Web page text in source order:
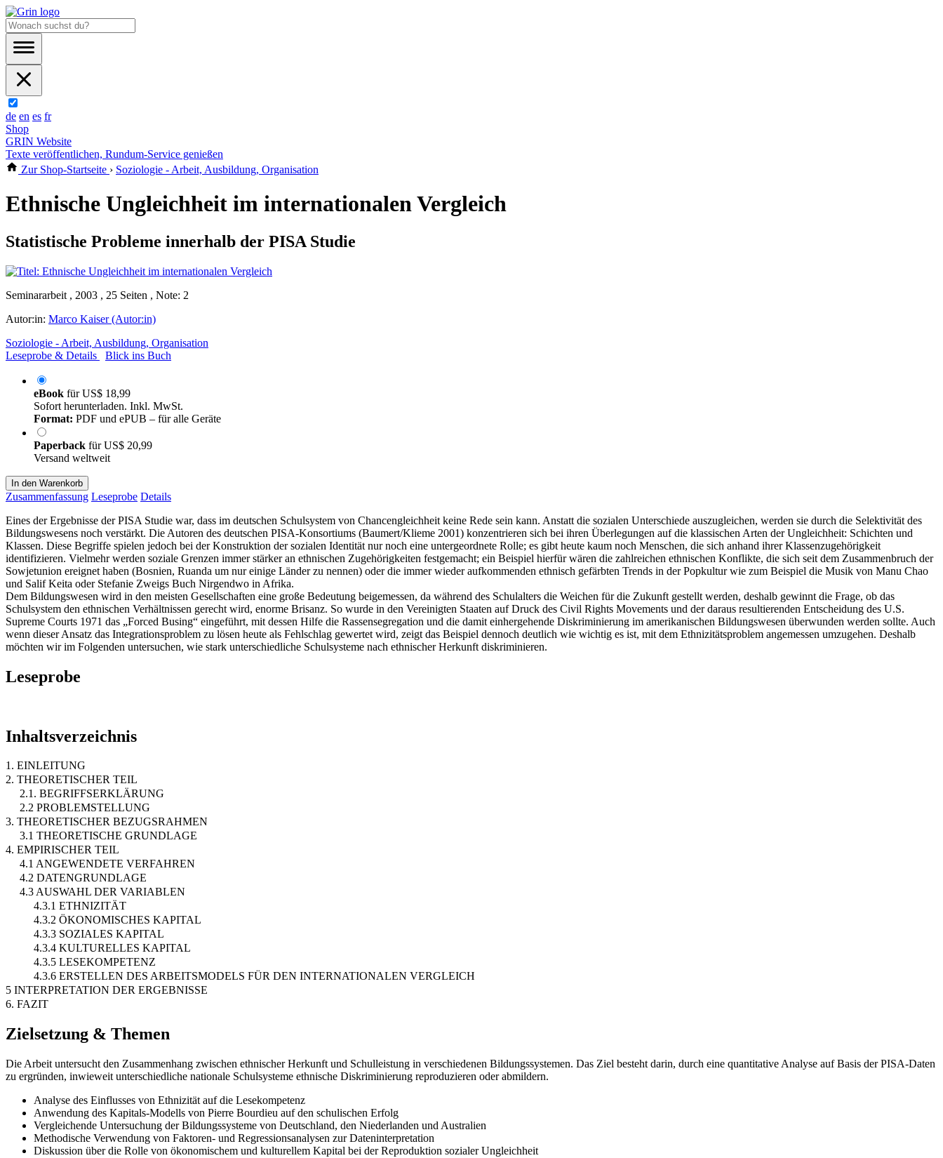
de en es fr
Shop
GRIN Website
Texte veröffentlichen, Rundum-Service genießen
Zur Shop-Startseite › Soziologie - Arbeit, Ausbildung, Organisation
Ethnische Ungleichheit im internationalen Vergleich
Statistische Probleme innerhalb der PISA Studie
Seminararbeit , 2003 , 25 Seiten , Note: 2
Autor:in: Marco Kaiser (Autor:in)
Soziologie - Arbeit, Ausbildung, Organisation
Leseprobe & Details
Blick ins Buch
eBook fürUS$ 18,99
Sofort herunterladen. Inkl. MwSt.
Format: PDF und ePUB – für alle Geräte
Paperback fürUS$ 20,99
Versand weltweit
In den Warenkorb
Zusammenfassung Leseprobe Details
Eines der Ergebnisse der PISA Studie war, dass im deutschen Schulsystem von Chancengleichheit keine Rede sein kann. Anstatt die sozialen Unterschiede auszugleichen, werden sie durch die Selektivität des
Bildungswesens noch verstärkt. Die Autoren des deutschen PISA-Konsortiums (Baumert/Klieme 2001) konzentrieren sich bei ihren Überlegungen auf die klassischen Arten der Ungleichheit: Schichten und
Klassen. Diese Begriffe spielen jedoch bei der Konstruktion der sozialen Identität nur noch eine untergeordnete Rolle; es gibt heute kaum noch Menschen, die sich anhand ihrer Klassenzugehörigkeit
identifizieren. Vielmehr werden soziale Grenzen immer stärker an ethnischen Zugehörigkeiten festgemacht; ein Beispiel hierfür wären die zahlreichen ethnischen Konflikte, die sich seit dem Zusammenbruch der
Sowjetunion ereignet haben (Bosnien, Ruanda um nur einige Länder zu nennen) oder die immer wieder aufkommenden ethnisch gefärbten Trends in der Popkultur wie zum Beispiel die Musik von Manu Chao
und Salif Keita oder Stefanie Zweigs Buch Nirgendwo in Afrika.
Dem Bildungswesen wird in den meisten Gesellschaften eine große Bedeutung beigemessen, da während des Schulalters die Weichen für die Zukunft gestellt werden, deshalb gewinnt die Frage, ob das
Schulsystem den ethnischen Verhältnissen gerecht wird, enorme Brisanz. So wurde in den Vereinigten Staaten auf Druck des Civil Rights Movements und der daraus resultierenden Entscheidung des U.S.
Supreme Courts 1971 das „Forced Busing“ eingeführt, mit dessen Hilfe die Rassensegregation und die damit einhergehende Diskriminierung im amerikanischen Bildungswesen überwunden werden sollte. Auch
wenn dieser Ansatz das Integrationsproblem zu lösen heute als Fehlschlag gewertet wird, zeigt das Beispiel dennoch deutlich wie wichtig es ist, mit dem Ethnizitätsproblem angemessen umzugehen. Deshalb
möchten wir im Folgenden untersuchen, wie stark unterschiedliche Schulsysteme nach ethnischer Herkunft diskriminieren.
Leseprobe
Inhaltsverzeichnis
1. EINLEITUNG
2. THEORETISCHER TEIL
2.1. BEGRIFFSERKLÄRUNG
2.2 PROBLEMSTELLUNG
3. THEORETISCHER BEZUGSRAHMEN
3.1 THEORETISCHE GRUNDLAGE
4. EMPIRISCHER TEIL
4.1 ANGEWENDETE VERFAHREN
4.2 DATENGRUNDLAGE
4.3 AUSWAHL DER VARIABLEN
4.3.1 ETHNIZITÄT
4.3.2 ÖKONOMISCHES KAPITAL
4.3.3 SOZIALES KAPITAL
4.3.4 KULTURELLES KAPITAL
4.3.5 LESEKOMPETENZ
4.3.6 ERSTELLEN DES ARBEITSMODELS FÜR DEN INTERNATIONALEN VERGLEICH
5 INTERPRETATION DER ERGEBNISSE
6. FAZIT
Zielsetzung & Themen
Die Arbeit untersucht den Zusammenhang zwischen ethnischer Herkunft und Schulleistung in verschiedenen Bildungssystemen. Das Ziel besteht darin, durch eine quantitative Analyse auf Basis der PISA-Daten
zu ergründen, inwieweit unterschiedliche nationale Schulsysteme ethnische Diskriminierung reproduzieren oder abmildern.
Analyse des Einflusses von Ethnizität auf die Lesekompetenz
Anwendung des Kapitals-Modells von Pierre Bourdieu auf den schulischen Erfolg
Vergleichende Untersuchung der Bildungssysteme von Deutschland, den Niederlanden und Australien
Methodische Verwendung von Faktoren- und Regressionsanalysen zur Dateninterpretation
Diskussion über die Rolle von ökonomischem und kulturellem Kapital bei der Reproduktion sozialer Ungleichheit